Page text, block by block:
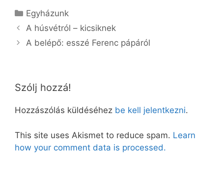
Kategória
Egyházunk
A húsvétról – kicsiknek
A belépő: esszé Ferenc pápáról
Szólj hozzá!
Hozzászólás küldéséhez be kell jelentkezni.
This site uses Akismet to reduce spam. Learn
how your comment data is processed.